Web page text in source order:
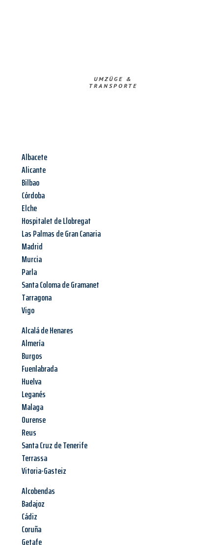
UMZÜGE &
TRANSPORTE
Albacete
Alicante
Bilbao
Córdoba
Elche
Hospitalet de Llobregat
Las Palmas de Gran Canaria
Madrid
Murcia
Parla
Santa Coloma de Gramanet
Tarragona
Vigo
Alcalá de Henares
Almería
Burgos
Fuenlabrada
Huelva
Leganés
Malaga
Ourense
Reus
Santa Cruz de Tenerife
Terrassa
Vitoria-Gasteiz
Alcobendas
Badajoz
Cádiz
Coruña
Getafe